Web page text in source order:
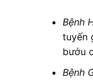
Bệnh
tuyến
bướu
Bệnh